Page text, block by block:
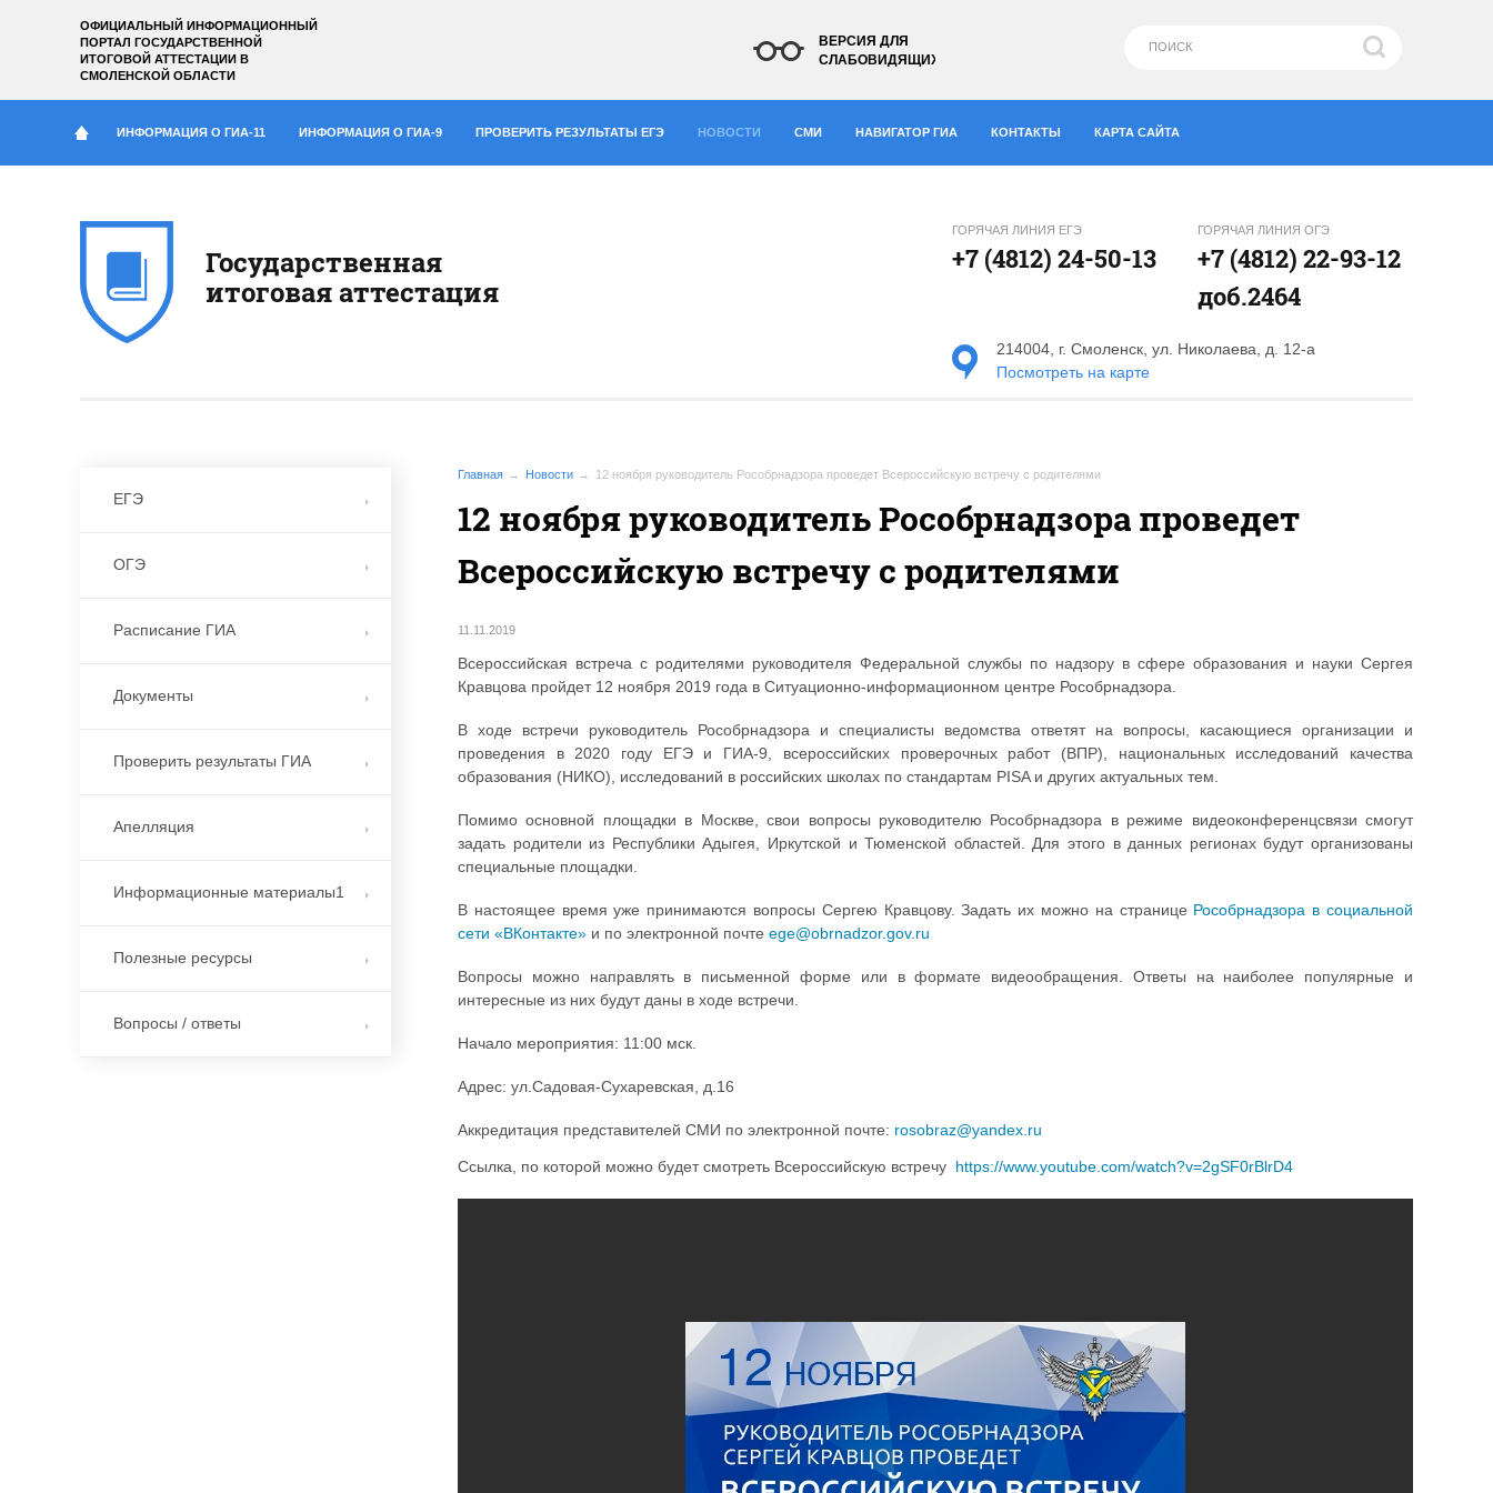
ОФИЦИАЛЬНЫЙ ИНФОРМАЦИОННЫЙ
ПОРТАЛ ГОСУДАРСТВЕННОЙ
ИТОГОВОЙ АТТЕСТАЦИИ В
СМОЛЕНСКОЙ ОБЛАСТИ
ВЕРСИЯ ДЛЯ
СЛАБОВИДЯЩИХ
ИНФОРМАЦИЯ О ГИА-11 ИНФОРМАЦИЯ О ГИА-9 ПРОВЕРИТЬ РЕЗУЛЬТАТЫ ЕГЭ НОВОСТИ СМИ НАВИГАТОР ГИА КОНТАКТЫ КАРТА САЙТА
Государственная
итоговая аттестация
ГОРЯЧАЯ ЛИНИЯ ЕГЭ
+7 (4812) 24-50-13
ГОРЯЧАЯ ЛИНИЯ ОГЭ
+7 (4812) 22-93-12
доб.2464
214004, г. Смоленск, ул. Николаева, д. 12-а
Посмотреть на карте
Главная Новости 12 ноября руководитель Рособрнадзора проведет Всероссийскую встречу с родителями
12 ноября руководитель Рособрнадзора проведет
Всероссийскую встречу с родителями
11.11.2019
Всероссийская встреча с родителями руководителя Федеральной службы по надзору в сфере образования и науки Сергея
Кравцова пройдет 12 ноября 2019 года в Ситуационно-информационном центре Рособрнадзора.
В ходе встречи руководитель Рособрнадзора и специалисты ведомства ответят на вопросы, касающиеся организации и
проведения в 2020 году ЕГЭ и ГИА-9, всероссийских проверочных работ (ВПР), национальных исследований качества
образования (НИКО), исследований в российских школах по стандартам PISA и других актуальных тем.
Помимо основной площадки в Москве, свои вопросы руководителю Рособрнадзора в режиме видеоконференцсвязи смогут
задать родители из Республики Адыгея, Иркутской и Тюменской областей. Для этого в данных регионах будут организованы
специальные площадки.
В настоящее время уже принимаются вопросы Сергею Кравцову. Задать их можно на странице Рособрнадзора в социальной
сети «ВКонтакте» и по электронной почте ege@obrnadzor.gov.ru
Вопросы можно направлять в письменной форме или в формате видеообращения. Ответы на наиболее популярные и
интересные из них будут даны в ходе встречи.
Начало мероприятия: 11:00 мск.
Адрес: ул.Садовая-Сухаревская, д.16
Аккредитация представителей СМИ по электронной почте: rosobraz@yandex.ru
Ссылка, по которой можно будет смотреть Всероссийскую встречу https://www.youtube.com/watch?v=2gSF0rBlrD4
ЕГЭ
ОГЭ
Расписание ГИА
Документы
Проверить результаты ГИА
Апелляция
Информационные материалы1
Полезные ресурсы
Вопросы / ответы